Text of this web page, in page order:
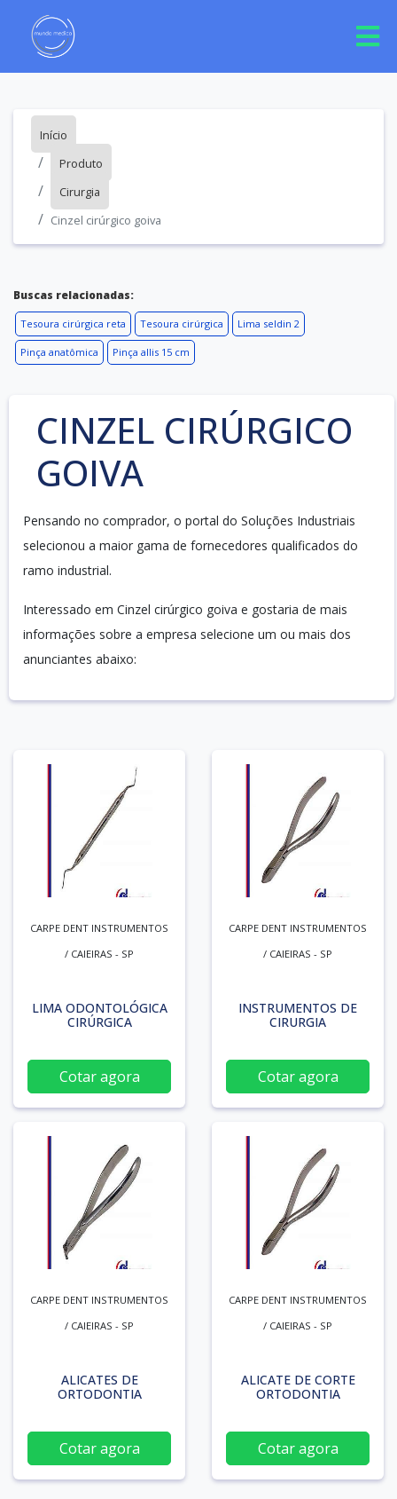
Início
Produto
Cirurgia
Cinzel cirúrgico goiva
Buscas relacionadas:
Tesoura cirúrgica reta Tesoura cirúrgica Lima seldin 2
Pinça anatômica Pinça allis 15 cm
CINZEL CIRÚRGICO
GOIVA
Pensando no comprador, o portal do Soluções Industriais
selecionou a maior gama de fornecedores qualificados do
ramo industrial.
Interessado em Cinzel cirúrgico goiva e gostaria de mais
informações sobre a empresa selecione um ou mais dos
anunciantes abaixo:
CARPE DENT INSTRUMENTOS
/ CAIEIRAS - SP
LIMA ODONTOLÓGICA
CIRÚRGICA
Cotar agora
CARPE DENT INSTRUMENTOS
/ CAIEIRAS - SP
INSTRUMENTOS DE
CIRURGIA
Cotar agora
CARPE DENT INSTRUMENTOS
/ CAIEIRAS - SP
ALICATES DE
ORTODONTIA
Cotar agora
CARPE DENT INSTRUMENTOS
/ CAIEIRAS - SP
ALICATE DE CORTE
ORTODONTIA
Cotar agora